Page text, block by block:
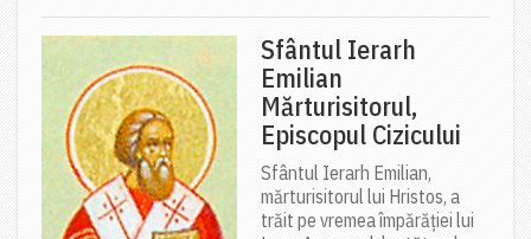
Sfântul Ierarh
Emilian
Mărturisitorul,
Episcopul Cizicului
Sfântul Ierarh Emilian,
mărturisitorul lui Hristos, a
trăit pe vremea împărăției lui